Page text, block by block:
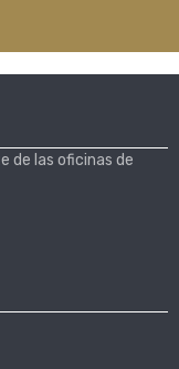
de las oficinas de